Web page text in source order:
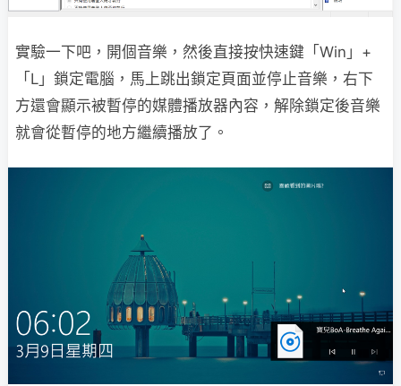
實驗一下吧，開個音樂，然後直接按快速鍵「Win」+
「L」鎖定電腦，馬上跳出鎖定頁面並停止音樂，右下
方還會顯示被暫停的媒體播放器內容，解除鎖定後音樂
就會從暫停的地方繼續播放了。